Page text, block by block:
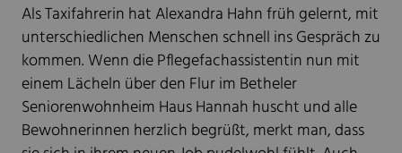
Als Taxifahrerin hat Alexandra Hahn früh gelernt, mit
unterschiedlichen Menschen schnell ins Gespräch zu
kommen. Wenn die Pflegefachassistentin nun mit
einem Lächeln über den Flur im Betheler
Seniorenwohnheim Haus Hannah huscht und alle
Bewohnerinnen herzlich begrüßt, merkt man, dass